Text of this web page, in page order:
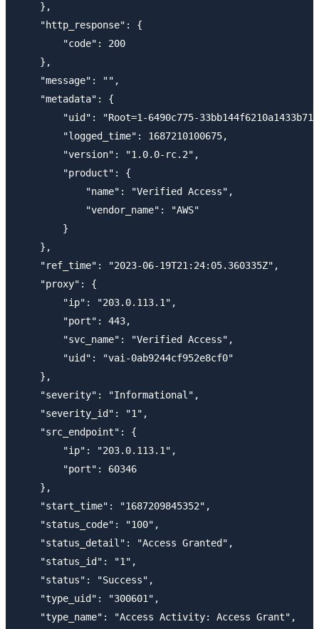
    },
    "http_response": {
        "code": 200
    },
    "message": "",
    "metadata": {
"uid": "Root=1-6490c775-
        "logged_time": 1687210100675,
        "version": "1.0.0-rc.2",
        "product": {
            "name": "Verified Access",
            "vendor_name": "AWS"
        }
    },
    "ref_time": "2023-06-19T21:24:05.360335Z",
    "proxy": {
        "ip": "203.0.113.1",
        "port": 443,
        "svc_name": "Verified Access",
        "uid": "vai-0ab9244cf952e8cf0"
    },
    "severity": "Informational",
    "severity_id": "1",
    "src_endpoint": {
        "ip": "203.0.113.1",
        "port": 60346
    },
    "start_time": "1687209845352",
    "status_code": "100",
    "status_detail": "Access Granted",
    "status_id": "1",
    "status": "Success",
    "type_uid": "300601",
    "type_name": "Access Activity: Access Grant",